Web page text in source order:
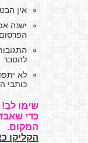
אין
ישנה
הפרסום
להסבר
לא
כותבי
שימו
כדי
המקום.
הקליקו